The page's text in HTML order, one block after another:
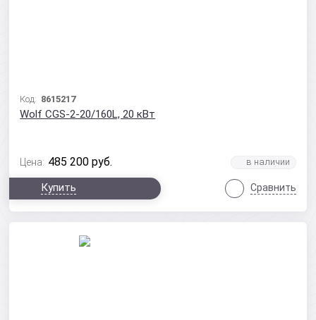
Код: 8615217
Wolf CGS-2-20/160L, 20 кВт
Цена: 485 200 руб.
Купить Сравнить